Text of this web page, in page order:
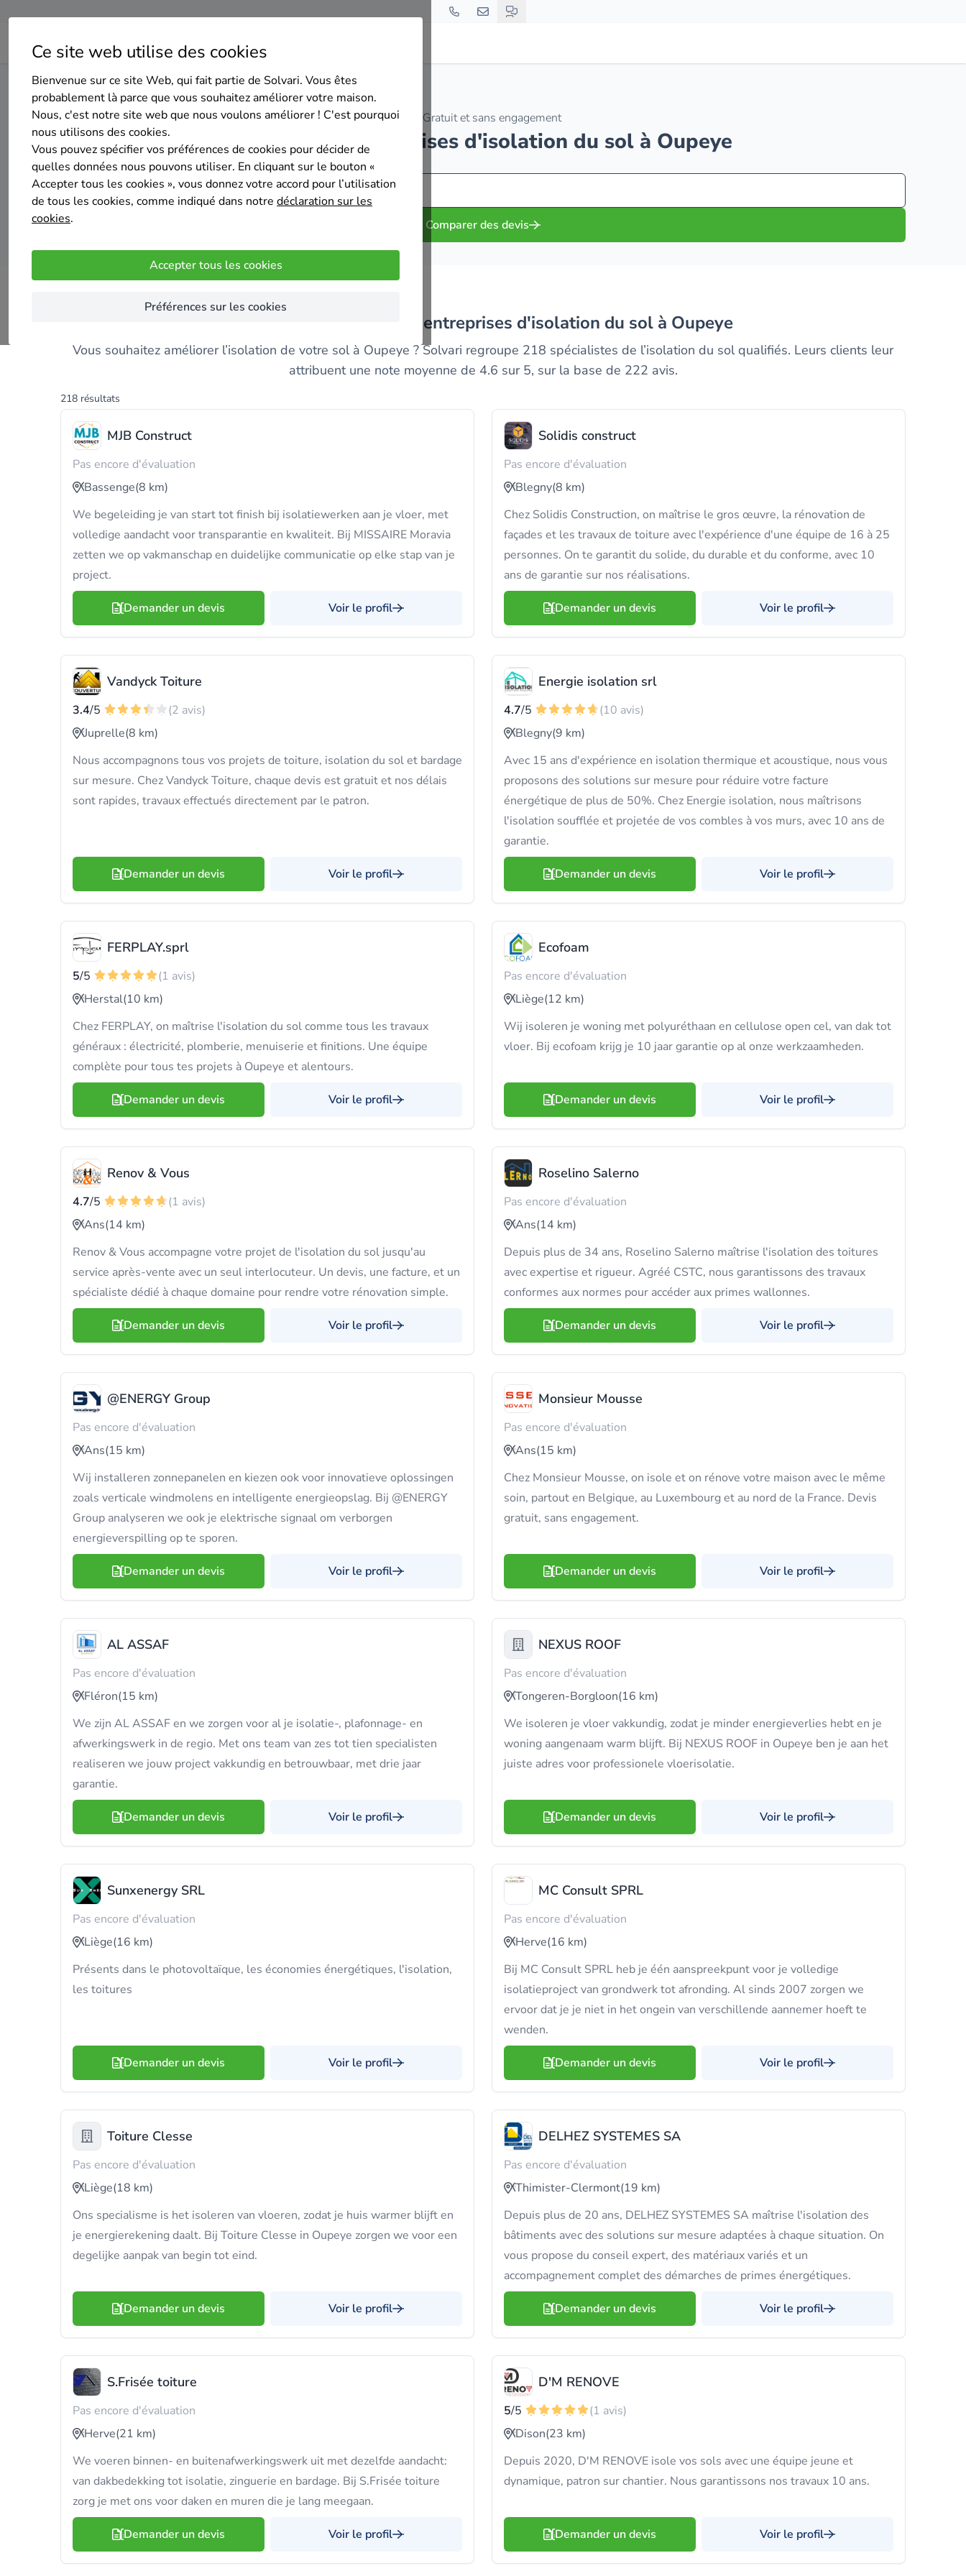
Ce site web utilise des cookies
Bienvenue sur ce site Web, qui fait partie de Solvari. Vous êtes
probablement là parce que vous souhaitez améliorer votre maison.
Nous, c'est notre site web que nous voulons améliorer ! C'est pourquoi
nous utilisons des cookies.
Vous pouvez spécifier vos préférences de cookies pour décider de
quelles données nous pouvons utiliser. En cliquant sur le bouton «
Accepter tous les cookies », vous donnez votre accord pour l’utilisation
de tous les cookies, comme indiqué dans notre déclaration sur les
cookies.
Accepter tous les cookies
Préférences sur les cookies
Home Isolation du sol Liège Oupeye
Gratuit et sans engagement
Top 20 des entreprises d'isolation du sol à Oupeye
Comparer des devis
Comparez les meilleurs entreprises d'isolation du sol à Oupeye
Vous souhaitez améliorer l’isolation de votre sol à Oupeye ? Solvari regroupe 218 spécialistes de l’isolation du sol qualifiés. Leurs clients leur
attribuent une note moyenne de 4.6 sur 5, sur la base de 222 avis.
218 résultats
MJB Construct
Pas encore d'évaluation
Bassenge(8 km)
We begeleiding je van start tot finish bij isolatiewerken aan je vloer, met
volledige aandacht voor transparantie en kwaliteit. Bij MISSAIRE Moravia
zetten we op vakmanschap en duidelijke communicatie op elke stap van je
project.
Demander un devis Voir le profil
Solidis construct
Pas encore d'évaluation
Blegny(8 km)
Chez Solidis Construction, on maîtrise le gros œuvre, la rénovation de
façades et les travaux de toiture avec l'expérience d'une équipe de 16 à 25
personnes. On te garantit du solide, du durable et du conforme, avec 10
ans de garantie sur nos réalisations.
Demander un devis Voir le profil
Vandyck Toiture
3.4/5
(2 avis)
Juprelle(8 km)
Nous accompagnons tous vos projets de toiture, isolation du sol et bardage
sur mesure. Chez Vandyck Toiture, chaque devis est gratuit et nos délais
sont rapides, travaux effectués directement par le patron.
Demander un devis Voir le profil
Energie isolation srl
4.7/5
(10 avis)
Blegny(9 km)
Avec 15 ans d'expérience en isolation thermique et acoustique, nous vous
proposons des solutions sur mesure pour réduire votre facture
énergétique de plus de 50%. Chez Energie isolation, nous maîtrisons
l'isolation soufflée et projetée de vos combles à vos murs, avec 10 ans de
garantie.
Demander un devis Voir le profil
FERPLAY.sprl
5/5
(1 avis)
Herstal(10 km)
Chez FERPLAY, on maîtrise l'isolation du sol comme tous les travaux
généraux : électricité, plomberie, menuiserie et finitions. Une équipe
complète pour tous tes projets à Oupeye et alentours.
Demander un devis Voir le profil
Ecofoam
Pas encore d'évaluation
Liège(12 km)
Wij isoleren je woning met polyuréthaan en cellulose open cel, van dak tot
vloer. Bij ecofoam krijg je 10 jaar garantie op al onze werkzaamheden.
Demander un devis Voir le profil
Renov & Vous
4.7/5
(1 avis)
Ans(14 km)
Renov & Vous accompagne votre projet de l'isolation du sol jusqu'au
service après-vente avec un seul interlocuteur. Un devis, une facture, et un
spécialiste dédié à chaque domaine pour rendre votre rénovation simple.
Demander un devis Voir le profil
Roselino Salerno
Pas encore d'évaluation
Ans(14 km)
Depuis plus de 34 ans, Roselino Salerno maîtrise l'isolation des toitures
avec expertise et rigueur. Agréé CSTC, nous garantissons des travaux
conformes aux normes pour accéder aux primes wallonnes.
Demander un devis Voir le profil
@ENERGY Group
Pas encore d'évaluation
Ans(15 km)
Wij installeren zonnepanelen en kiezen ook voor innovatieve oplossingen
zoals verticale windmolens en intelligente energieopslag. Bij @ENERGY
Group analyseren we ook je elektrische signaal om verborgen
energieverspilling op te sporen.
Demander un devis Voir le profil
Monsieur Mousse
Pas encore d'évaluation
Ans(15 km)
Chez Monsieur Mousse, on isole et on rénove votre maison avec le même
soin, partout en Belgique, au Luxembourg et au nord de la France. Devis
gratuit, sans engagement.
Demander un devis Voir le profil
AL ASSAF
Pas encore d'évaluation
Fléron(15 km)
We zijn AL ASSAF en we zorgen voor al je isolatie-, plafonnage- en
afwerkingswerk in de regio. Met ons team van zes tot tien specialisten
realiseren we jouw project vakkundig en betrouwbaar, met drie jaar
garantie.
Demander un devis Voir le profil
NEXUS ROOF
Pas encore d'évaluation
Tongeren-Borgloon(16 km)
We isoleren je vloer vakkundig, zodat je minder energieverlies hebt en je
woning aangenaam warm blijft. Bij NEXUS ROOF in Oupeye ben je aan het
juiste adres voor professionele vloerisolatie.
Demander un devis Voir le profil
Sunxenergy SRL
Pas encore d'évaluation
Liège(16 km)
Présents dans le photovoltaïque, les économies énergétiques, l'isolation,
les toitures
Demander un devis Voir le profil
MC Consult SPRL
Pas encore d'évaluation
Herve(16 km)
Bij MC Consult SPRL heb je één aanspreekpunt voor je volledige
isolatieproject van grondwerk tot afronding. Al sinds 2007 zorgen we
ervoor dat je je niet in het ongein van verschillende aannemer hoeft te
wenden.
Demander un devis Voir le profil
Toiture Clesse
Pas encore d'évaluation
Liège(18 km)
Ons specialisme is het isoleren van vloeren, zodat je huis warmer blijft en
je energierekening daalt. Bij Toiture Clesse in Oupeye zorgen we voor een
degelijke aanpak van begin tot eind.
Demander un devis Voir le profil
DELHEZ SYSTEMES SA
Pas encore d'évaluation
Thimister-Clermont(19 km)
Depuis plus de 20 ans, DELHEZ SYSTEMES SA maîtrise l'isolation des
bâtiments avec des solutions sur mesure adaptées à chaque situation. On
vous propose du conseil expert, des matériaux variés et un
accompagnement complet des démarches de primes énergétiques.
Demander un devis Voir le profil
S.Frisée toiture
Pas encore d'évaluation
Herve(21 km)
We voeren binnen- en buitenafwerkingswerk uit met dezelfde aandacht:
van dakbedekking tot isolatie, zinguerie en bardage. Bij S.Frisée toiture
zorg je met ons voor daken en muren die je lang meegaan.
Demander un devis Voir le profil
D'M RENOVE
5/5
(1 avis)
Dison(23 km)
Depuis 2020, D'M RENOVE isole vos sols avec une équipe jeune et
dynamique, patron sur chantier. Nous garantissons nos travaux 10 ans.
Demander un devis Voir le profil